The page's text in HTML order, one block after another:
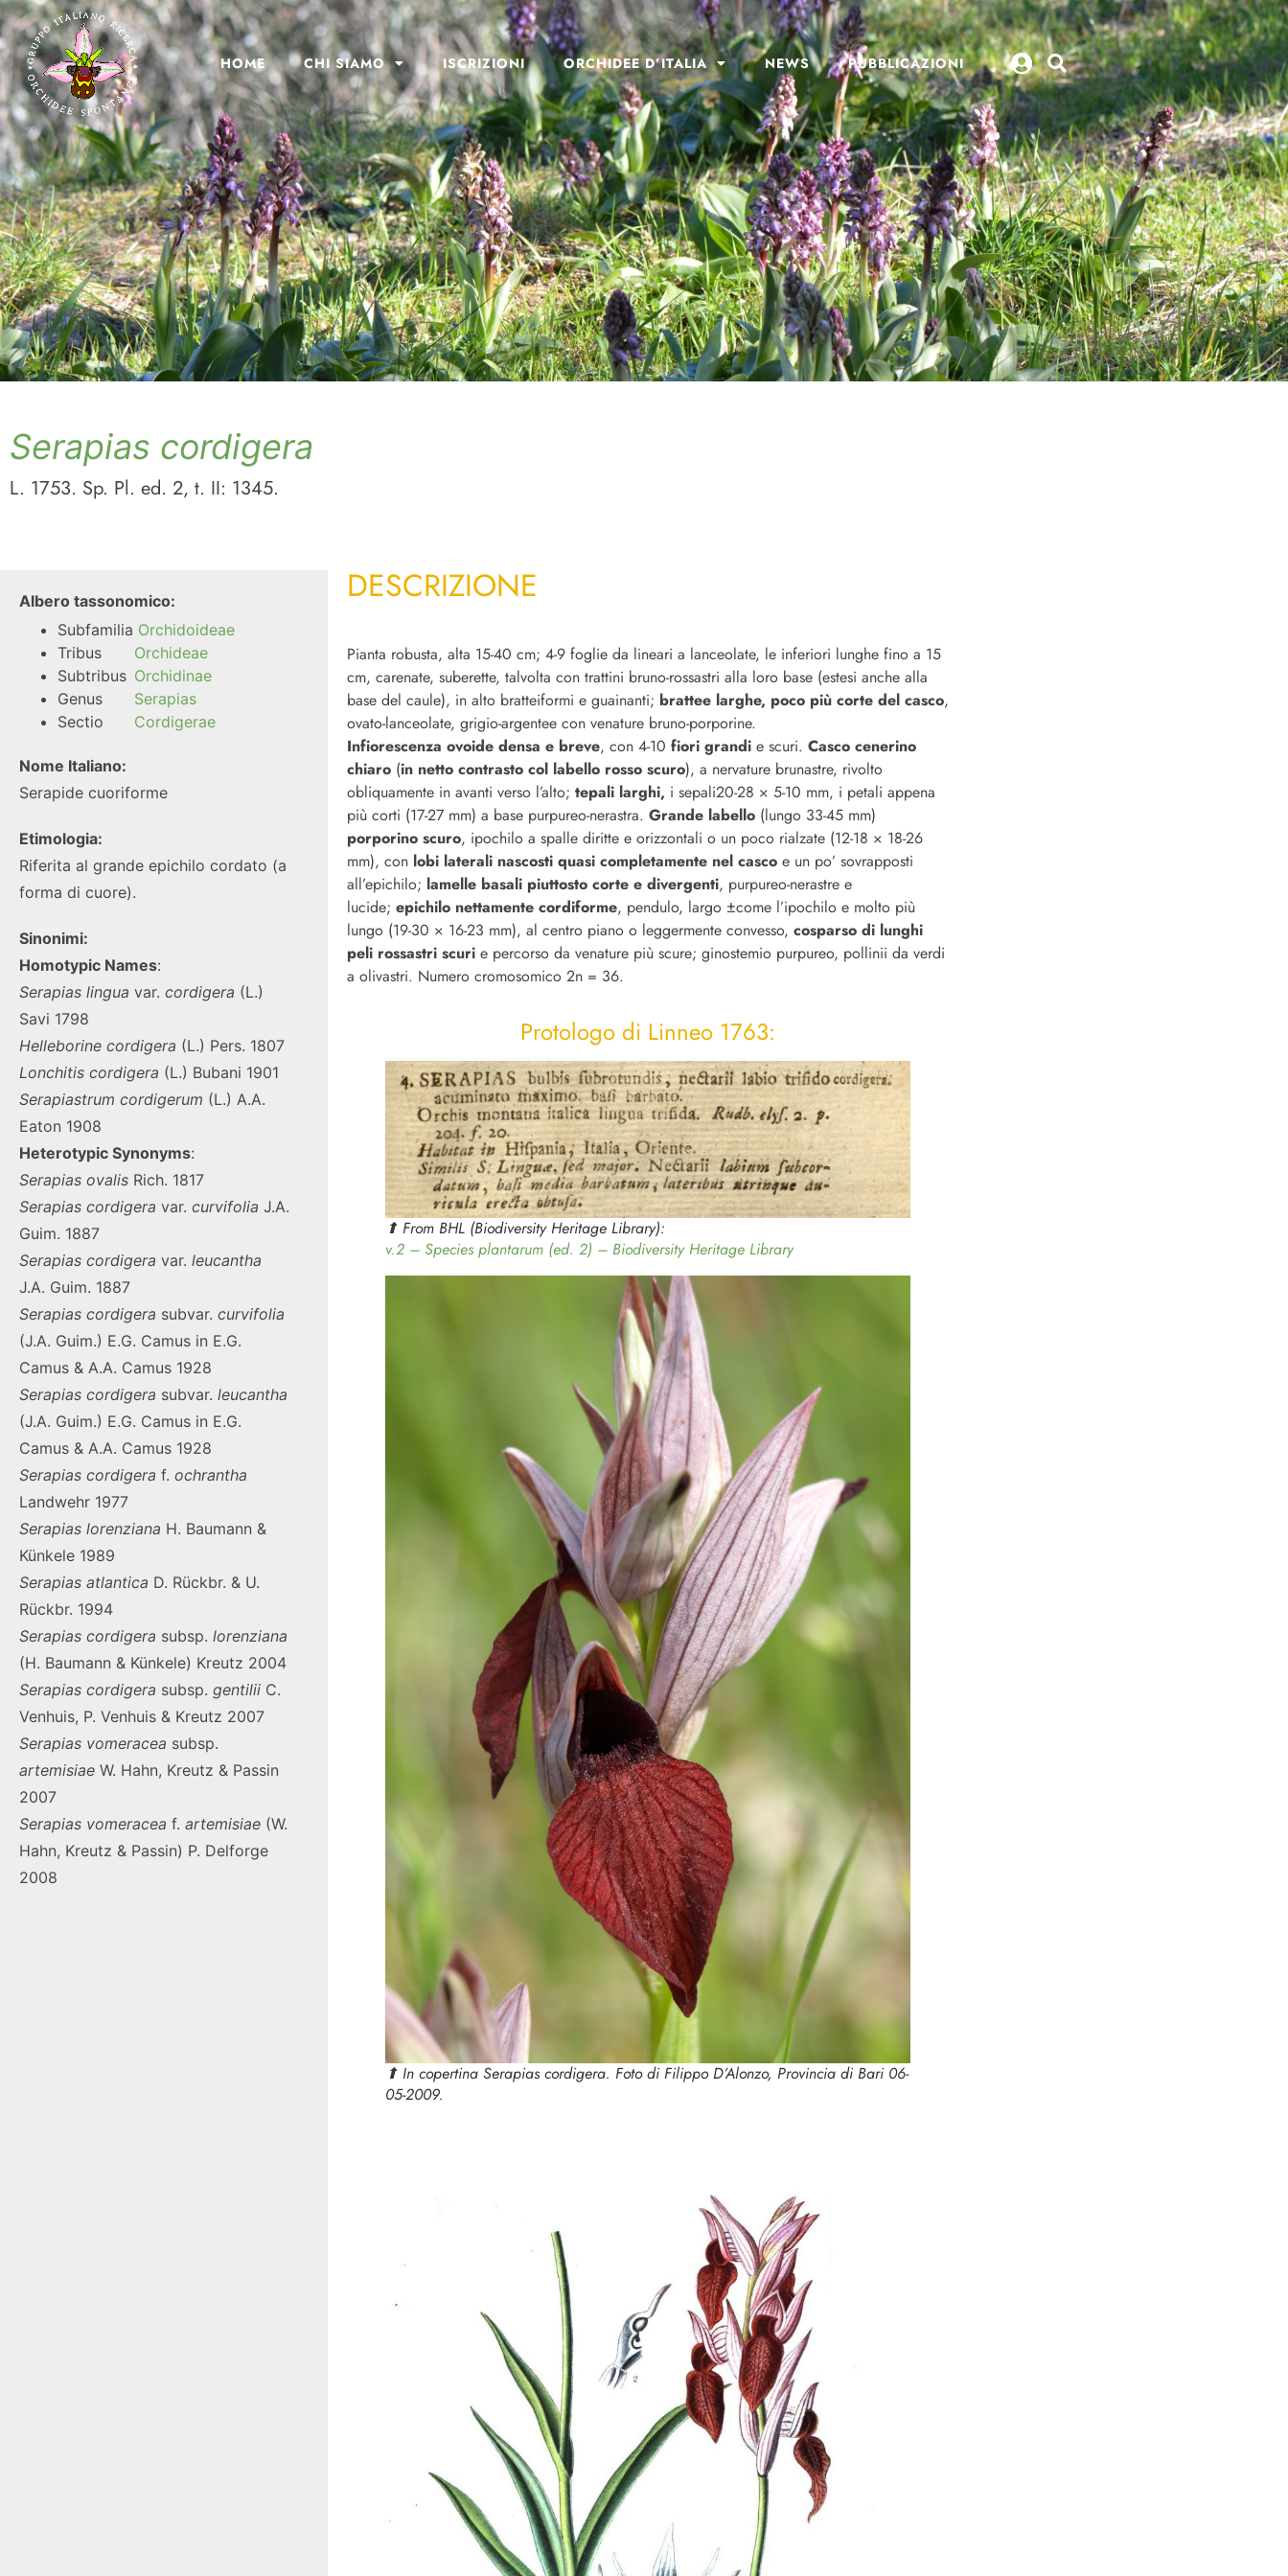
HOME CHI SIAMO ISCRIZIONI ORCHIDEE D’ITALIA NEWS PUBBLICAZIONI
Serapias cordigera
L. 1753. Sp. Pl. ed. 2, t. II: 1345.
Albero tassonomico:
Subfamilia Orchidoideae
Tribus
Orchideae
Subtribus Orchidinae
Genus
Serapias
Sectio
Cordigerae
Nome Italiano:
Serapide cuoriforme
Etimologia:
Riferita al grande epichilo cordato (a
forma di cuore).
Sinonimi:
Homotypic Names:
Serapias lingua var. cordigera (L.)
Savi 1798
Helleborine cordigera (L.) Pers. 1807
Lonchitis cordigera (L.) Bubani 1901
Serapiastrum cordigerum (L.) A.A.
Eaton 1908
Heterotypic Synonyms:
Serapias ovalis Rich. 1817
Serapias cordigera var. curvifolia J.A.
Guim. 1887
Serapias cordigera var. leucantha
J.A. Guim. 1887
Serapias cordigera subvar. curvifolia
(J.A. Guim.) E.G. Camus in E.G.
Camus & A.A. Camus 1928
Serapias cordigera subvar. leucantha
(J.A. Guim.) E.G. Camus in E.G.
Camus & A.A. Camus 1928
Serapias cordigera f. ochrantha
Landwehr 1977
Serapias lorenziana H. Baumann &
Künkele 1989
Serapias atlantica D. Rückbr. & U.
Rückbr. 1994
Serapias cordigera subsp. lorenziana
(H. Baumann & Künkele) Kreutz 2004
Serapias cordigera subsp. gentilii C.
Venhuis, P. Venhuis & Kreutz 2007
Serapias vomeracea subsp.
artemisiae W. Hahn, Kreutz & Passin
2007
Serapias vomeracea f. artemisiae (W.
Hahn, Kreutz & Passin) P. Delforge
2008
DESCRIZIONE
Pianta robusta, alta 15-40 cm; 4-9 foglie da lineari a lanceolate, le inferiori lunghe fino a 15
cm, carenate, suberette, talvolta con trattini bruno-rossastri alla loro base (estesi anche alla
base del caule), in alto bratteiformi e guainanti; brattee larghe, poco più corte del casco,
ovato-lanceolate, grigio-argentee con venature bruno-porporine.
Infiorescenza ovoide densa e breve, con 4-10 fiori grandi e scuri. Casco cenerino
chiaro (in netto contrasto col labello rosso scuro), a nervature brunastre, rivolto
obliquamente in avanti verso l’alto; tepali larghi, i sepali20-28 × 5-10 mm, i petali appena
più corti (17-27 mm) a base purpureo-nerastra. Grande labello (lungo 33-45 mm)
porporino scuro, ipochilo a spalle diritte e orizzontali o un poco rialzate (12-18 × 18-26
mm), con lobi laterali nascosti quasi completamente nel casco e un po’ sovrapposti
all’epichilo; lamelle basali piuttosto corte e divergenti, purpureo-nerastre e
lucide; epichilo nettamente cordiforme, pendulo, largo ±come l’ipochilo e molto più
lungo (19-30 × 16-23 mm), al centro piano o leggermente convesso, cosparso di lunghi
peli rossastri scuri e percorso da venature più scure; ginostemio purpureo, pollinii da verdi
a olivastri. Numero cromosomico 2n = 36.
Protologo di Linneo 1763:
⬆︎ From BHL (Biodiversity Heritage Library):
v.2 – Species plantarum (ed. 2) – Biodiversity Heritage Library
⬆︎ In copertina Serapias cordigera. Foto di Filippo D’Alonzo, Provincia di Bari 06-
05-2009.